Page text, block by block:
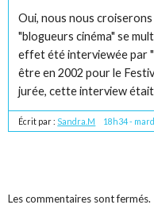
Oui, nous nous
"blogueurs cinéma" se
effet été interviewée par
être en 2002 pour le
jurée, cette interview
Écrit par : Sandra.M 18h34-
Les commentaires sont fermés.